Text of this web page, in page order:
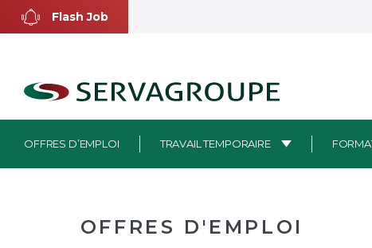
Aller
Flash Job
OFFRES D’EMPLOI TRAVAIL TEMPORAIRE
OFFRES D'EMPLOI